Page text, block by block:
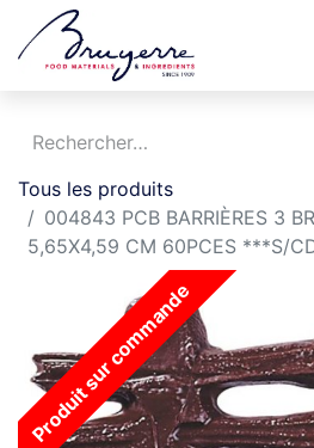
Tous les produits
004843 PCB BARRIÈRES 3
5,65X4,59 CM 60PCES ***S/
Produit sur commande